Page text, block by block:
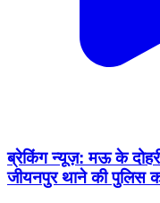
ब्रेकिंग न्यूज़: मऊ के
जीयनपुर थाने की पुलिस